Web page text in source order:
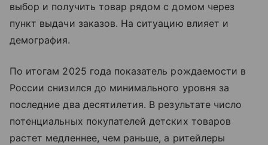
выбор и получить товар рядом с домом через
пункт выдачи заказов. На ситуацию влияет и
демография.
По итогам 2025 года показатель рождаемости в
России снизился до минимального уровня за
последние два десятилетия. В результате число
потенциальных покупателей детских товаров
растет медленнее, чем раньше, а ритейлеры